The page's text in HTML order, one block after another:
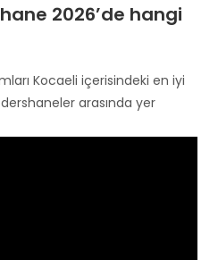
2026’de hangi
Kocaeli içerisindeki en iyi
arasında yer